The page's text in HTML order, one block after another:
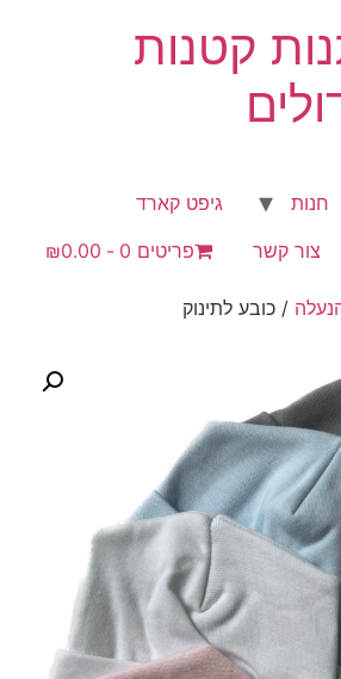
קטנות
חנות
גיפט קארד
צור קשר פריטים 0 ₪0.00
/ כובע לתינוק